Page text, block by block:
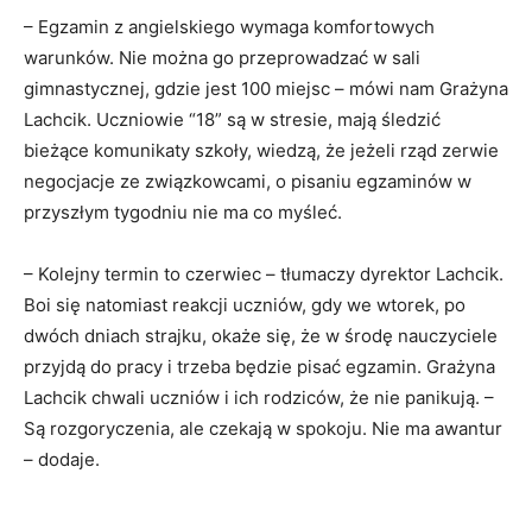
– Egzamin z angielskiego wymaga komfortowych
warunków. Nie można go przeprowadzać w sali
gimnastycznej, gdzie jest 100 miejsc – mówi nam Grażyna
Lachcik. Uczniowie “18” są w stresie, mają śledzić
bieżące komunikaty szkoły, wiedzą, że jeżeli rząd zerwie
negocjacje ze związkowcami, o pisaniu egzaminów w
przyszłym tygodniu nie ma co myśleć.
– Kolejny termin to czerwiec – tłumaczy dyrektor Lachcik.
Boi się natomiast reakcji uczniów, gdy we wtorek, po
dwóch dniach strajku, okaże się, że w środę nauczyciele
przyjdą do pracy i trzeba będzie pisać egzamin. Grażyna
Lachcik chwali uczniów i ich rodziców, że nie panikują. –
Są rozgoryczenia, ale czekają w spokoju. Nie ma awantur
– dodaje.